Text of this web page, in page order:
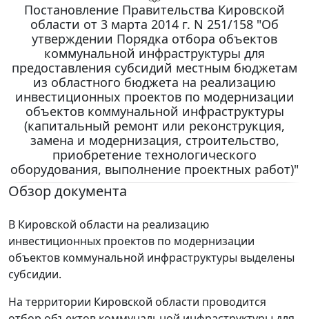
Постановление Правительства Кировской
области от 3 марта 2014 г. N 251/158 "Об
утверждении Порядка отбора объектов
коммунальной инфраструктуры для
предоставления субсидий местным бюджетам
из областного бюджета на реализацию
инвестиционных проектов по модернизации
объектов коммунальной инфраструктуры
(капитальный ремонт или реконструкция,
замена и модернизация, строительство,
приобретение технологического
оборудования, выполнение проектных работ)"
Обзор документа
В Кировской области на реализацию
инвестиционных проектов по модернизации
объектов коммунальной инфраструктуры выделены
субсидии.
На территории Кировской области проводится